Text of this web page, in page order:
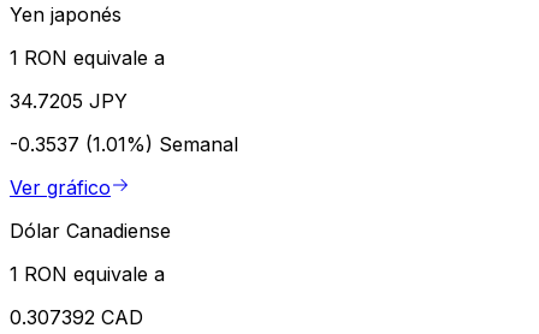
Yen japonés
1 RON equivale a
34.7205 JPY
-0.3537 (1.01%) Semanal
Ver gráfico
Dólar Canadiense
1 RON equivale a
0.307392 CAD